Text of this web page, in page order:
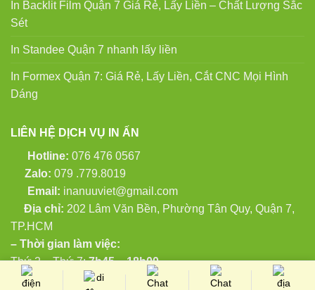
In Backlit Film Quận 7 Giá Rẻ, Lấy Liền – Chất Lượng Sắc
Sét
In Standee Quận 7 nhanh lấy liền
In Formex Quận 7: Giá Rẻ, Lấy Liền, Cắt CNC Mọi Hình
Dáng
LIÊN HỆ DỊCH VỤ IN ẤN
Hotline: 076 476 0567
Zalo: 079 .779.8019
Email: inanuuviet@gmail.com
Địa chỉ: 202 Lâm Văn Bền, Phường Tân Quy, Quận 7,
TP.HCM
– Thời gian làm việc:
Thứ 2 – Thứ 7:7h45 – 18h00